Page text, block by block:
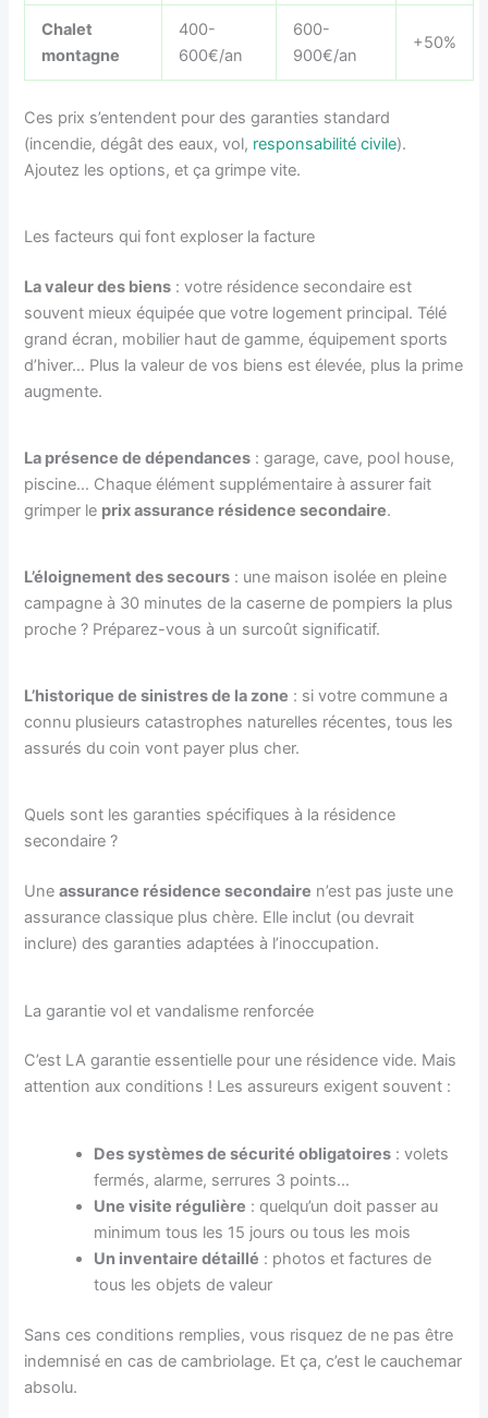
Chalet
montagne
400-
600€/an
600-
900€/an
+50%
Ces prix s’entendent pour des garanties standard
(incendie, dégât des eaux, vol, responsabilité civile).
Ajoutez les options, et ça grimpe vite.
Les facteurs qui font exploser la facture
La valeur des biens : votre résidence secondaire est
souvent mieux équipée que votre logement principal. Télé
grand écran, mobilier haut de gamme, équipement sports
d’hiver… Plus la valeur de vos biens est élevée, plus la prime
augmente.
La présence de dépendances : garage, cave, pool house,
piscine… Chaque élément supplémentaire à assurer fait
grimper le prix assurance résidence secondaire.
L’éloignement des secours : une maison isolée en pleine
campagne à 30 minutes de la caserne de pompiers la plus
proche ? Préparez-vous à un surcoût significatif.
L’historique de sinistres de la zone : si votre commune a
connu plusieurs catastrophes naturelles récentes, tous les
assurés du coin vont payer plus cher.
Quels sont les garanties spécifiques à la résidence
secondaire ?
Uneassurance résidence secondaire n’est pas juste une
assurance classique plus chère. Elle inclut (ou devrait
inclure) des garanties adaptées à l’inoccupation.
La garantie vol et vandalisme renforcée
C’est LA garantie essentielle pour une résidence vide. Mais
attention aux conditions ! Les assureurs exigent souvent :
Des systèmes de sécurité obligatoires : volets
fermés, alarme, serrures 3 points…
Une visite régulière : quelqu’un doit passer au
minimum tous les 15 jours ou tous les mois
Un inventaire détaillé : photos et factures de
tous les objets de valeur
Sans ces conditions remplies, vous risquez de ne pas être
indemnisé en cas de cambriolage. Et ça, c’est le cauchemar
absolu.